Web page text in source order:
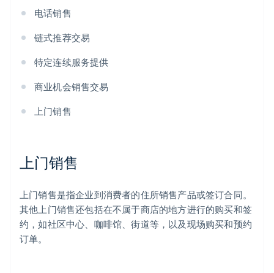
电话销售
链式推荐交易
特定连续服务提供
商业机会销售交易
上门销售
上门销售
上门销售是指企业到消费者的住所销售产品或签订合同。
其他上门销售还包括在不属于商店的地方进行的购买和签
约，如社区中心、咖啡馆、街道等，以及现场购买和预约
订单。